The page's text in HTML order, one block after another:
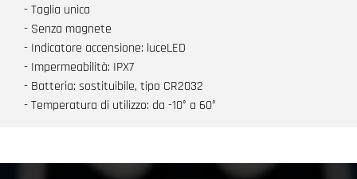
- Taglia unica
- Senza magnete
- Indicatore accensione: luceLED
- Impermeabilità: IPX7
- Batteria: sostituibile, tipo CR2032
- Temperatura di utilizzo: da -10° a 60°